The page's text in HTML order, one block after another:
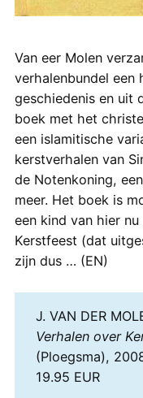
Van eer Molen
verhalenbundel een
geschiedenis en uit
boek met het
een islamitische
kerstverhalen van
de Notenkoning,
meer. Het boek is
een kind van hier
Kerstfeest (dat
zijn dus … (EN)
J. VAN DER
Verhalen over
(Ploegsma),
19.95 EUR